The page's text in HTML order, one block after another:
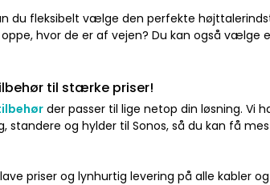
du fleksibelt vælge den perfekte
hvor de er af vejen? Du kan også vælge
til stærke priser!
der passer til lige netop din løsning. Vi
standere og hylder til Sonos, så du kan få
priser og lynhurtig levering på alle kabler og